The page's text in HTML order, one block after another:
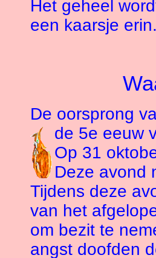
Het geheel
een kaarsje
De oorsprong
de 5e eeuw
Op 31
Deze avond
Tijdens deze
van het
om bezit te
angst doofden